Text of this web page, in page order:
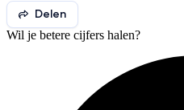
Delen
Wil je betere cijfers halen?